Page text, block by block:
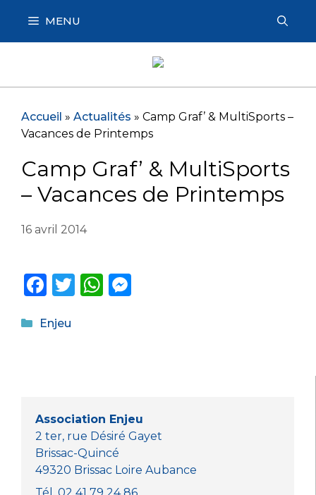
contenu
MENU
Accueil » Actualités » Camp Graf’ & MultiSports –
Vacances de Printemps
Camp Graf’ & MultiSports
– Vacances de Printemps
16 avril 2014
F
c
o
k
T
W
p er
Catégories
Enjeu
Association Enjeu
2 ter, rue Désiré Gayet
Brissac-Quincé
49320 Brissac Loire Aubance